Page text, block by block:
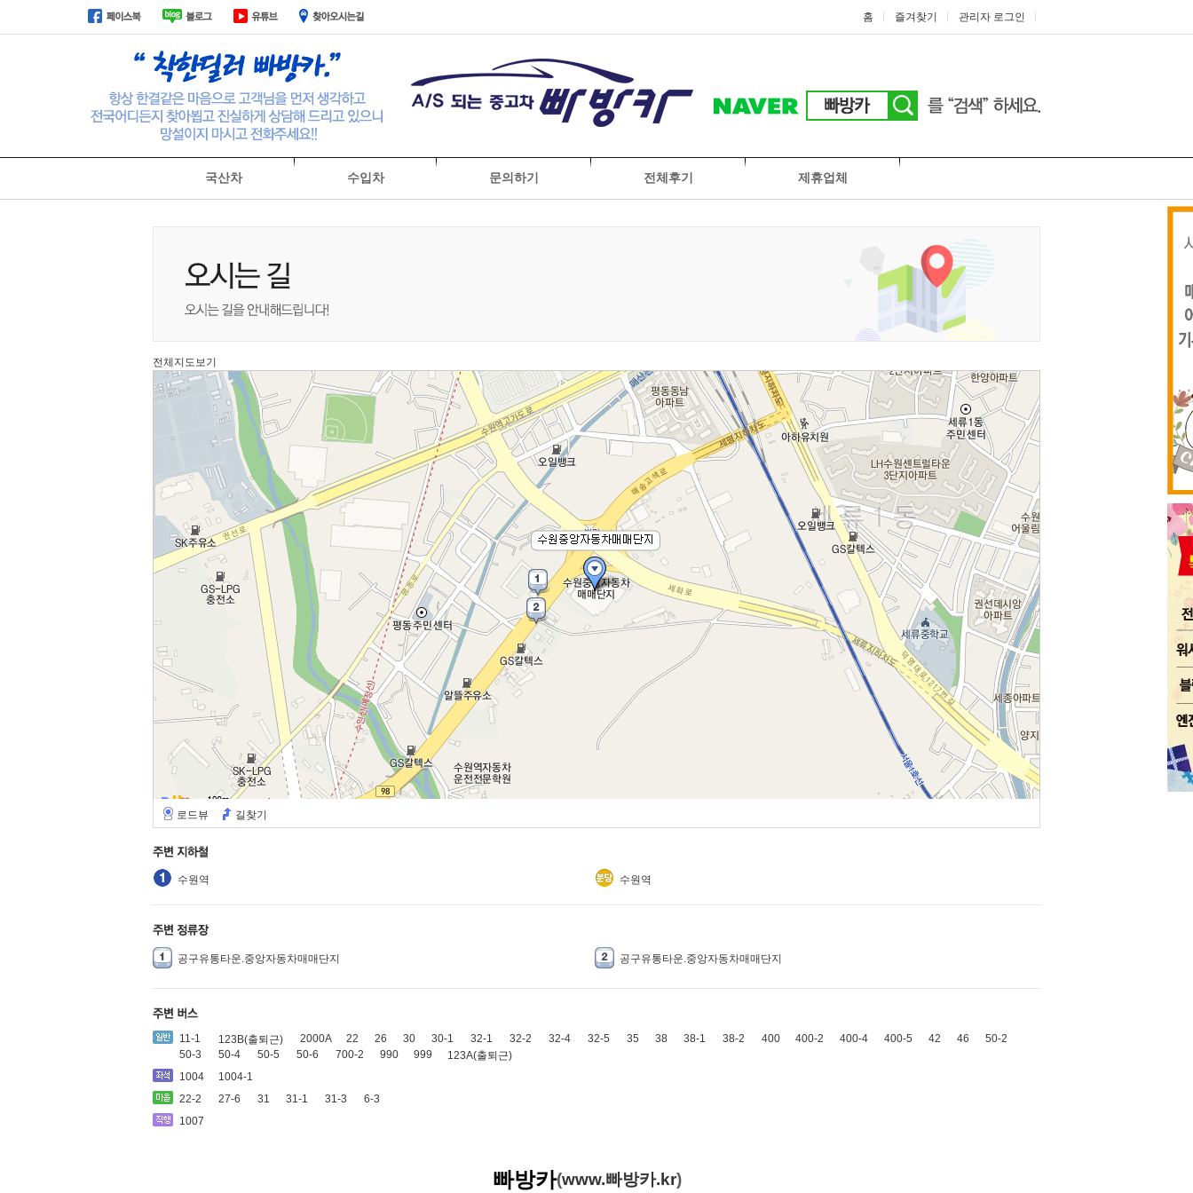
국산차 수입차 문의하기 전체후기 제휴업체
홈 즐겨찾기 관리자 로그인
전체지도보기
로드뷰 길찾기
수원역 수원역
공구유통타운.중앙자동차매매단지 공구유통타운.중앙자동차매매단지
11-1 123B(출퇴근) 2000A 22 26 30 30-1 32-1 32-2 32-4 32-5 35 38 38-1 38-2 400 400-2 400-4 400-5 42 46
50-2
50-3
50-4 50-5 50-6 700-2 990 999
123A(출퇴근)
1004
1004-1
22-2
27-6 31 31-1 31-3
6-3
1007
빠방카(www.빠방카.kr)